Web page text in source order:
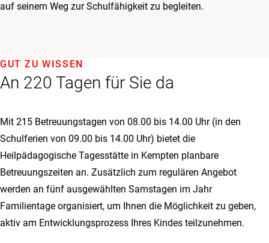
auf seinem Weg zur Schulfähigkeit zu begleiten.
An 220 Tagen für Sie da
GUT ZU WISSEN
Mit 215 Betreuungstagen von 08.00 bis 14.00 Uhr (in den
Schulferien von 09.00 bis 14.00 Uhr) bietet die
Heilpädagogische Tagesstätte in Kempten planbare
Betreuungszeiten an. Zusätzlich zum regulären Angebot
werden an fünf ausgewählten Samstagen im Jahr
Familientage organisiert, um Ihnen die Möglichkeit zu geben,
aktiv am Entwicklungsprozess Ihres Kindes teilzunehmen.